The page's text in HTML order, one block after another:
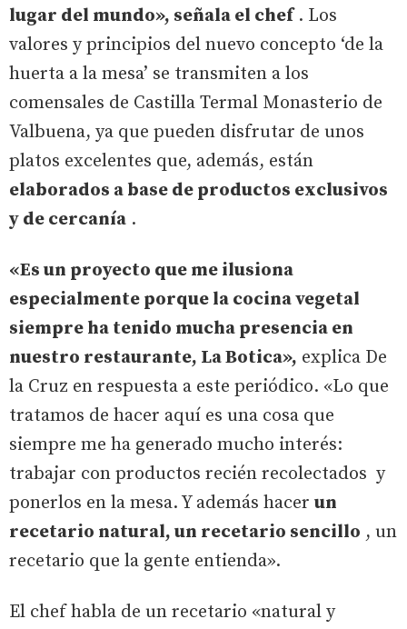
lugar del mundo», señala el chef. Los
valores y principios del nuevo concepto ‘de la
huerta a la mesa’ se transmiten a los
comensales de Castilla Termal Monasterio de
Valbuena, ya que pueden disfrutar de unos
platos excelentes que, además, están
elaborados a base de productos exclusivos
y de cercanía .
«Es un proyecto que me ilusiona
especialmente porque la cocina vegetal
siempre ha tenido mucha presencia en
nuestro restaurante, La Botica», explica De
la Cruz en respuesta a este periódico. «Lo que
tratamos de hacer aquí es una cosa que
siempre me ha generado mucho interés:
trabajar con productos recién recolectados y
ponerlos en la mesa. Y además hacer un
recetario natural, un recetario sencillo , un
recetario que la gente entienda».
El chef habla de un recetario «natural y